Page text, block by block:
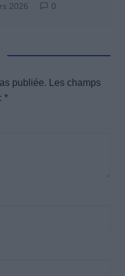
2026 0
publiée.
Les champs
*